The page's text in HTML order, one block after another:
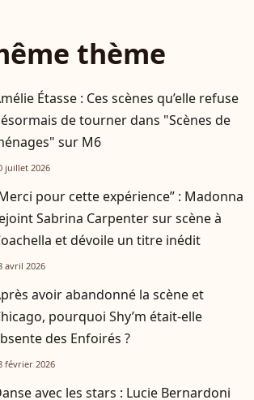
thème
Étasse : Ces scènes qu’elle refuse
de tourner dans "Scènes de
sur M6
juillet 2026
pour cette expérience” : Madonna
Sabrina Carpenter sur scène à
et dévoile un titre inédit
avril 2026
avoir abandonné la scène et
pourquoi Shy’m était-elle
des Enfoirés ?
février 2026
avec les stars : Lucie Bernardoni